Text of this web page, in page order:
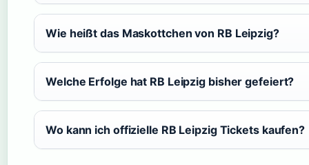
Wie heißt das Maskottchen von RB Leipzig?
Welche Erfolge hat RB Leipzig bisher gefeiert?
Wo kann ich offizielle RB Leipzig Tickets kaufen?